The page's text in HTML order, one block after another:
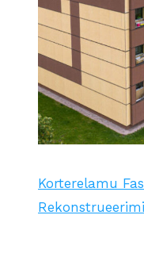
Korterelamu